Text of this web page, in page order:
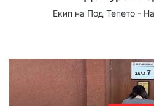
Екип на Под Тепето -